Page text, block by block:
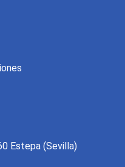
Estepa (Sevilla)